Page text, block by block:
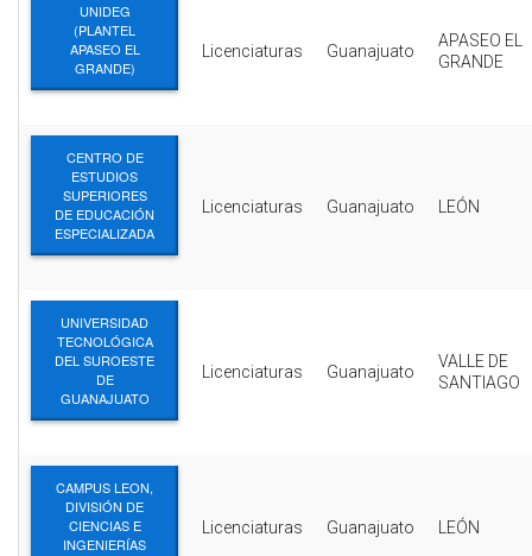
UNIDEG
(PLANTEL
APASEO EL
GRANDE)
Licenciaturas Guanajuato
APASEO EL
GRANDE
CENTRO DE
ESTUDIOS
SUPERIORES
DE EDUCACIÓN
ESPECIALIZADA
Licenciaturas Guanajuato LEÓN
UNIVERSIDAD
TECNOLÓGICA
DEL SUROESTE
DE
GUANAJUATO
Licenciaturas Guanajuato
VALLE DE
SANTIAGO
CAMPUS LEON,
DIVISIÓN DE
CIENCIAS E
INGENIERÍAS
Licenciaturas Guanajuato LEÓN